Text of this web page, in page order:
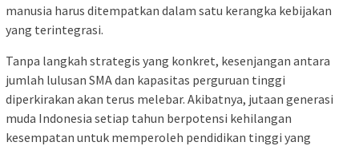
manusia harus ditempatkan dalam satu kerangka kebijakan
yang terintegrasi.
Tanpa langkah strategis yang konkret, kesenjangan antara
jumlah lulusan SMA dan kapasitas perguruan tinggi
diperkirakan akan terus melebar. Akibatnya, jutaan generasi
muda Indonesia setiap tahun berpotensi kehilangan
kesempatan untuk memperoleh pendidikan tinggi yang